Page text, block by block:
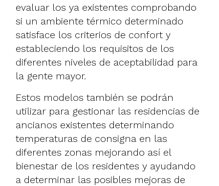
evaluar los ya existentes comprobando
si un ambiente térmico determinado
satisface los criterios de confort y
estableciendo los requisitos de los
diferentes niveles de aceptabilidad para
la gente mayor.
Estos modelos también se podrán
utilizar para gestionar las residencias de
ancianos existentes determinando
temperaturas de consigna en las
diferentes zonas mejorando así el
bienestar de los residentes y ayudando
a determinar las posibles mejoras de